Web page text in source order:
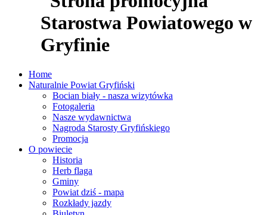
Home
Naturalnie Powiat Gryfiński
Bocian biały - nasza wizytówka
Fotogaleria
Nasze wydawnictwa
Nagroda Starosty Gryfińskiego
Promocja
O powiecie
Historia
Herb flaga
Gminy
Powiat dziś - mapa
Rozkłady jazdy